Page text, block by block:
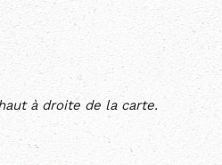
à droite de la carte.